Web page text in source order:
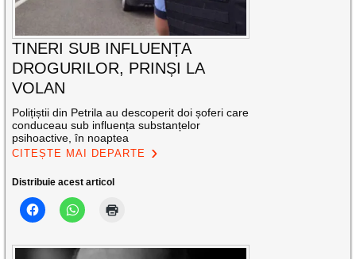
TINERI SUB INFLUENȚA
DROGURILOR, PRINȘI LA
VOLAN
Polițiștii din Petrila au descoperit doi șoferi care
conduceau sub influența substanțelor
psihoactive, în noaptea
CITEȘTE MAI DEPARTE
Distribuie acest articol